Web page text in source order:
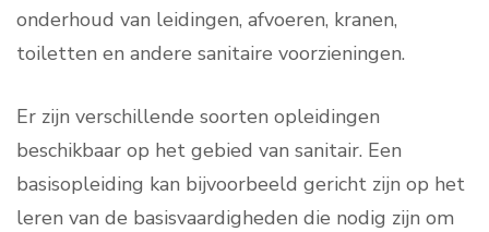
onderhoud van leidingen, afvoeren, kranen,
toiletten en andere sanitaire voorzieningen.
Er zijn verschillende soorten opleidingen
beschikbaar op het gebied van sanitair. Een
basisopleiding kan bijvoorbeeld gericht zijn op het
leren van de basisvaardigheden die nodig zijn om